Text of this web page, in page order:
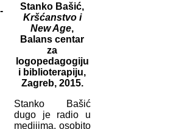
Stanko Bašić,
Kršćanstvo i
New Age,
Balans centar
za
logopedagogiju
i biblioterapiju,
Zagreb, 2015.
Stanko Bašić
dugo je radio u
medijima, osobito